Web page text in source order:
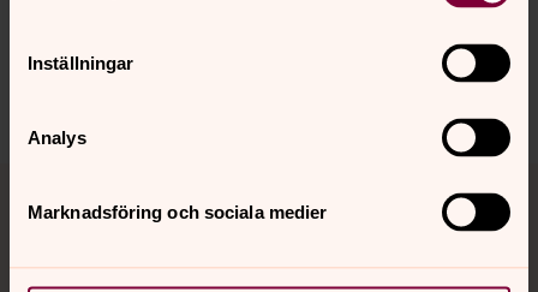
Inställningar
Analys
Marknadsföring och sociala medier
Dela